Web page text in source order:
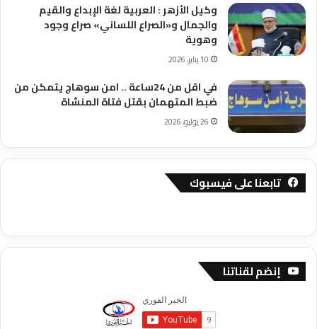
وكيل الأزهر : العربية لغة الإبداع والقيم
والجمال و«الصراع اللساني» صراع وجود
وهوية
10 يناير، 2026
في اقل من 24ساعة .. امن سوهاج يتمكن من
ضبط المتهمان بقتل فتاة المنشاة
26 يوليو، 2026
تابعنا على فيسبوك
إنضم لقناتنا